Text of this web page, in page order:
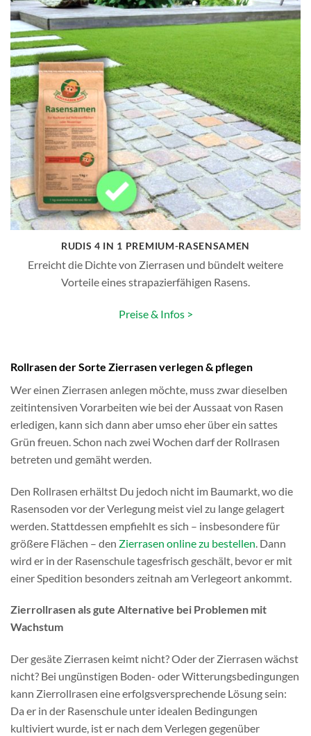
RUDIS 4 IN 1 PREMIUM-RASENSAMEN
Erreicht die Dichte von Zierrasen und bündelt weitere
Vorteile eines strapazierfähigen Rasens.
Preise & Infos >
Rollrasen der Sorte Zierrasen verlegen & pflegen
Wer einen Zierrasen anlegen möchte, muss zwar dieselben
zeitintensiven Vorarbeiten wie bei der Aussaat von Rasen
erledigen, kann sich dann aber umso eher über ein sattes
Grün freuen. Schon nach zwei Wochen darf der Rollrasen
betreten und gemäht werden.
Den Rollrasen erhältst Du jedoch nicht im Baumarkt, wo die
Rasensoden vor der Verlegung meist viel zu lange gelagert
werden. Stattdessen empfiehlt es sich – insbesondere für
größere Flächen – den Zierrasen online zu bestellen . Dann
wird er in der Rasenschule tagesfrisch geschält, bevor er mit
einer Spedition besonders zeitnah am Verlegeort ankommt.
Zierrollrasen als gute Alternative bei Problemen mit
Wachstum
Der gesäte Zierrasen keimt nicht? Oder der Zierrasen wächst
nicht? Bei ungünstigen Boden- oder Witterungsbedingungen
kann Zierrollrasen eine erfolgsversprechende Lösung sein:
Da er in der Rasenschule unter idealen Bedingungen
kultiviert wurde, ist er nach dem Verlegen gegenüber